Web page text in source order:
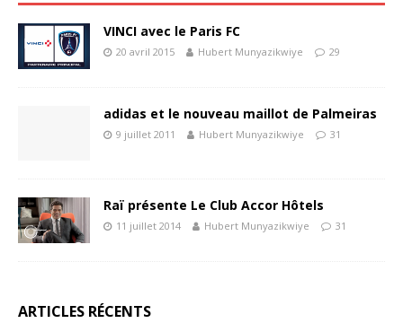
VINCI avec le Paris FC
20 avril 2015 Hubert Munyazikwiye 29
adidas et le nouveau maillot de Palmeiras
9 juillet 2011 Hubert Munyazikwiye 31
Raï présente Le Club Accor Hôtels
11 juillet 2014 Hubert Munyazikwiye 31
ARTICLES RÉCENTS